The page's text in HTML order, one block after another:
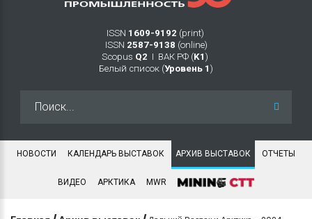
ISSN 1609-9192 (print)
ISSN 2587-9138 (online)
Scopus Q2 Ι ВАК РФ (K1 )
Белый список (Уровень 1 )
НОВОСТИ КАЛЕНДАРЬ ВЫСТАВОК АРХИВ ВЫСТАВОК ОТЧЕТЫ
ВИДЕО АРКТИКА MWR